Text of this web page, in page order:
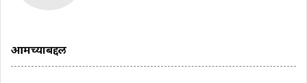
आमच्याबद्दल